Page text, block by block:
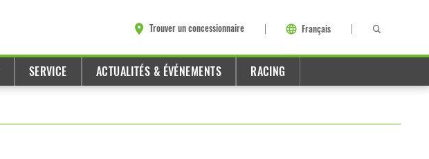
Trouver un concessionnaire Français
SERVICE ACTUALITÉS & ÉVÉNEMENTS RACING